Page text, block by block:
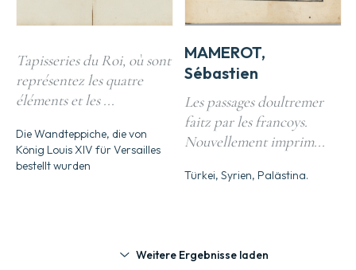
Tapisseries du Roi, où sont
représentez les quatre
éléments et les ...
Die Wandteppiche, die von
König Louis XIV für Versailles
bestellt wurden
MAMEROT,
Sébastien
Les passages doultremer
faitz par les francoys.
Nouvellement imprim...
Türkei, Syrien, Palästina.
Weitere Ergebnisse laden